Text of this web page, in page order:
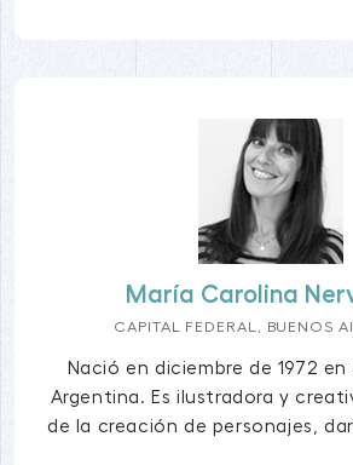
María Carolina
CAPITAL FEDERAL, BUENOS
Nació en diciembre de 1972 en
Argentina. Es ilustradora y
de la creación de personajes,